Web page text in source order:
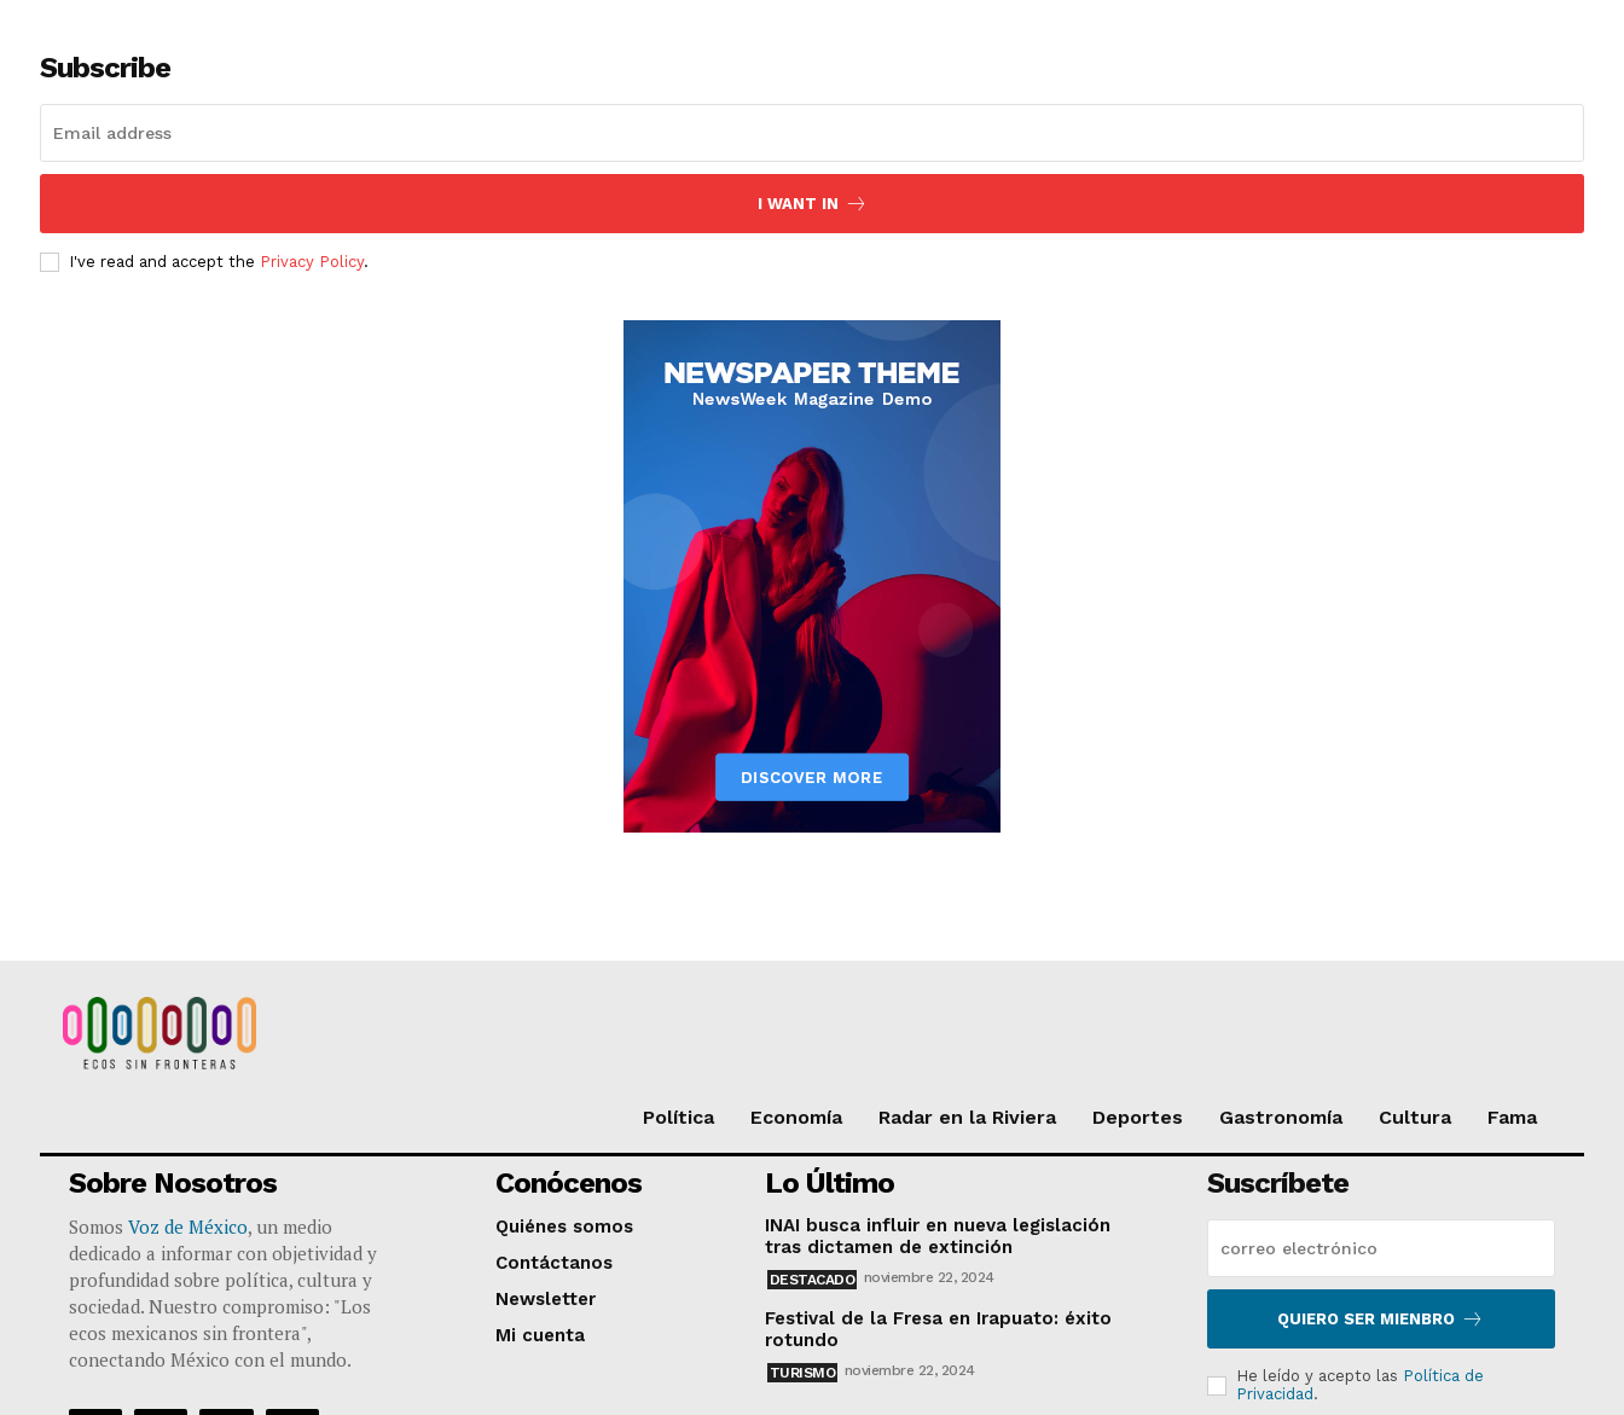
Subscribe
I WANT IN
I've read and accept the Privacy Policy.
Política Economía Radar en la Riviera Deportes Gastronomía Cultura Fama
Sobre Nosotros
Somos Voz de México, un medio
dedicado a informar con objetividad y
profundidad sobre política, cultura y
sociedad. Nuestro compromiso: "Los
ecos mexicanos sin frontera",
conectando México con el mundo.
Conócenos
Quiénes somos
Contáctanos
Newsletter
Mi cuenta
Lo Último
INAI busca influir en nueva legislación
tras dictamen de extinción
DESTACADO noviembre 22, 2024
Festival de la Fresa en Irapuato: éxito
rotundo
TURISMO noviembre 22, 2024
Suscríbete
QUIERO SER MIENBRO
He leído y acepto las Política de
Privacidad .